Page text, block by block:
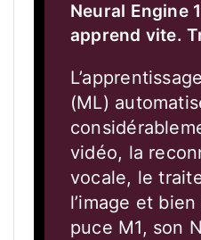
Neural Engine
apprend vite.
(ML)
vidéo, la
vocale, le
l’image et
puce M1, son